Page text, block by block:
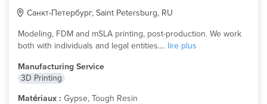
Санкт-Петербург, Saint Petersburg, RU
Modeling, FDM and mSLA printing, post-production. We work
both with individuals and legal entities.... lire plus
Manufacturing Service
3D Printing
Matériaux : Gypse, Tough Resin